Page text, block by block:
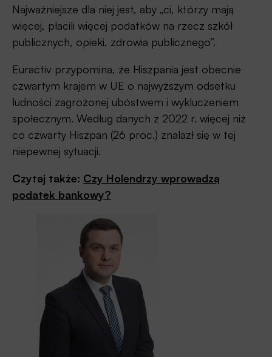
Najważniejsze dla niej jest, aby „ci, którzy mają
więcej, płacili więcej podatków na rzecz szkół
publicznych, opieki, zdrowia publicznego”.
Euractiv przypomina, że Hiszpania jest obecnie
czwartym krajem w UE o najwyższym odsetku
ludności zagrożonej ubóstwem i wykluczeniem
społecznym. Według danych z 2022 r. więcej niż
co czwarty Hiszpan (26 proc.) znalazł się w tej
niepewnej sytuacji.
Czytaj także: Czy Holendrzy wprowadzą
podatek bankowy?